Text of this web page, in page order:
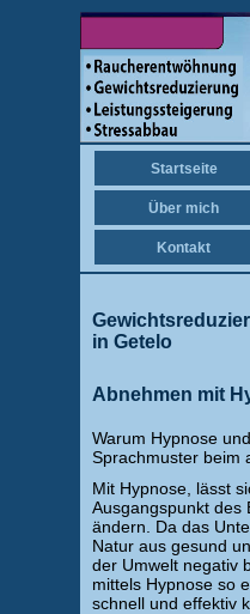
Startseite
Über mich
Kontakt
in Getelo
Abnehmen mit
Warum Hypnose
Sprachmuster beim
Mit Hypnose, lässt
Ausgangspunkt des
ändern. Da das
Natur aus gesund
der Umwelt negativ
mittels Hypnose so
schnell und effektiv